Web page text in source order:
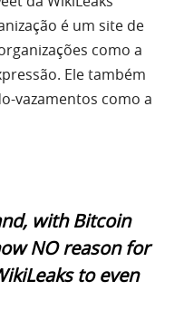
é um site de
como a
Ele também
vazamentos como a
with Bitcoin
NO reason for
to even